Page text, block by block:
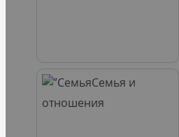
Семья и
отношения